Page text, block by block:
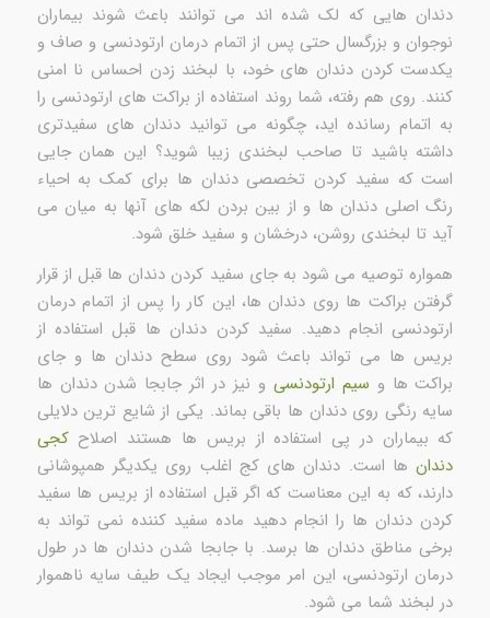
دندان هایی که لک شده اند می توانند باعث شوند بیماران
نوجوان و بزرگسال حتی پس از اتمام درمان ارتودنسی و صاف و
یکدست کردن دندان های خود، با لبخند زدن احساس نا امنی
کنند. روی هم رفته، شما روند استفاده از براکت های ارتودنسی را
به اتمام رسانده اید، چگونه می توانید دندان های سفیدتری
داشته باشید تا صاحب لبخندی زیبا شوید؟ این همان جایی
است که سفید کردن تخصصی دندان ها برای کمک به احیاء
رنگ اصلی دندان ها و از بین بردن لکه های آنها به میان می
آید تا لبخندی روشن، درخشان و سفید خلق شود.
همواره توصیه می شود به جای سفید کردن دندان ها قبل از قرار
گرفتن براکت ها روی دندان ها، این کار را پس از اتمام درمان
ارتودنسی انجام دهید. سفید کردن دندان ها قبل استفاده از
بریس ها می تواند باعث شود روی سطح دندان ها و جای
براکت ها و سیم ارتودنسی و نیز در اثر جابجا شدن دندان ها
سایه رنگی روی دندان ها باقی بماند. یکی از شایع ترین دلایلی
که بیماران در پی استفاده از بریس ها هستند اصلاحکجی
دندانها است. دندان های کج اغلب روی یکدیگر همپوشانی
دارند، که به این معناست که اگر قبل استفاده از بریس ها سفید
کردن دندان ها را انجام دهید ماده سفید کننده نمی تواند به
برخی مناطق دندان ها برسد. با جابجا شدن دندان ها در طول
درمان ارتودنسی، این امر موجب ایجاد یک طیف سایه ناهموار
در لبخند شما می شود.